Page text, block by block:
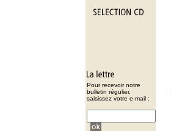
Pour recevoir notre
bulletin régulier,
saisissez votre e-mail :